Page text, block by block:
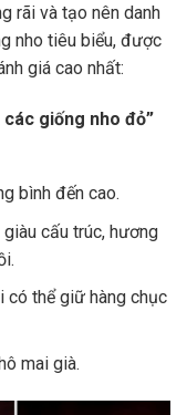
rãi và tạo nên danh
nho tiêu biểu, được
giá cao nhất:
giống nho đỏ”
bình đến cao.
cấu trúc, hương
có thể giữ hàng chục
mai già.